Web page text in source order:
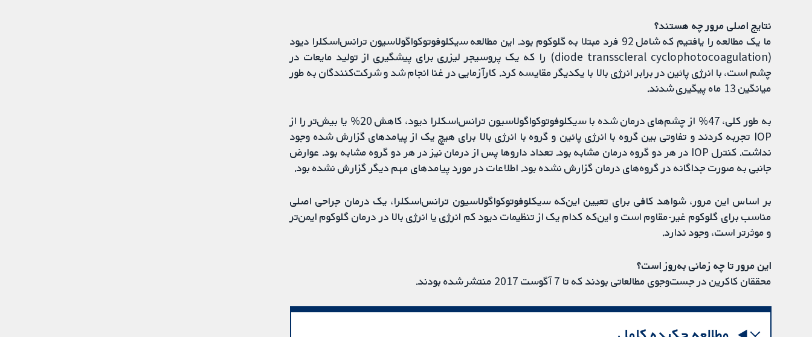
نتایج اصلی مرور چه هستند؟
ما یک مطالعه را یافتیم که شامل 92 فرد مبتلا به گلوکوم بود. این مطالعه ﺳﻳﮑﻠﻮﻓﻮﺗﻮﮐﻮﺍﮔﻮﻻﺳﻴﻮﻥ ترانس‌اسکلرا دیود
(diode transscleral cyclophotocoagulation) را که یک پروسیجر لیزری برای پیشگیری از تولید مایعات در
چشم است، با انرژی پائین در برابر انرژی بالا با یکدیگر مقایسه کرد. کارآزمایی در غنا انجام شد و شرکت‌کنندگان به طور
میانگین 13 ماه پیگیری شدند.
به طور کلی، 47% از چشم‌های درمان شده با ﺳﻳﮑﻠﻮﻓﻮﺗﻮﮐﻮﺍﮔﻮﻻﺳﻴﻮﻥ ترانس‌اسکلرا دیود، کاهش 20% یا بیش‌تر را از
IOP تجربه کردند و تفاوتی بین گروه با انرژی پائین و گروه با انرژی بالا برای هیچ یک از پیامدهای گزارش شده وجود
نداشت. کنترل IOP در هر دو گروه درمان مشابه بود. تعداد داروها پس از درمان نیز در هر دو گروه مشابه بود. عوارض
جانبی به صورت جداگانه در گروه‌های درمان گزارش نشده بود. اطلاعات در مورد پیامدهای مهم دیگر گزارش نشده بود.
بر اساس این مرور، شواهد کافی برای تعیین این‌که ﺳﻳﮑﻠﻮﻓﻮﺗﻮﮐﻮﺍﮔﻮﻻﺳﻴﻮﻥ ترانس‌اسکلرا، یک درمان جراحی اصلی
مناسب برای گلوکوم غیر-مقاوم است و این‌که کدام یک از تنظیمات دیود کم انرژی یا انرژی بالا در درمان گلوکوم ایمن‌تر
و موثرتر است، وجود ندارد.
این مرور تا چه زمانی به‌روز است؟
محققان کاکرین در جست‌وجوی مطالعاتی بودند که تا 7 آگوست 2017 منتشر شده بودند.